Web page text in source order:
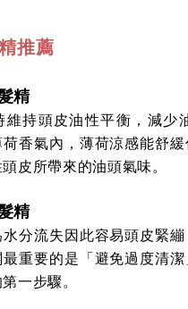
推薦
精
維持頭皮油性平衡，減少
香氣內，薄荷涼感能舒
皮所帶來的油頭氣味。
精
分流失因此容易頭皮緊
最重要的是「避免過度清
一步驟。